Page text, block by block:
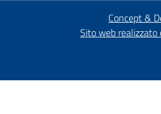
Concept &
Sito web realizzato